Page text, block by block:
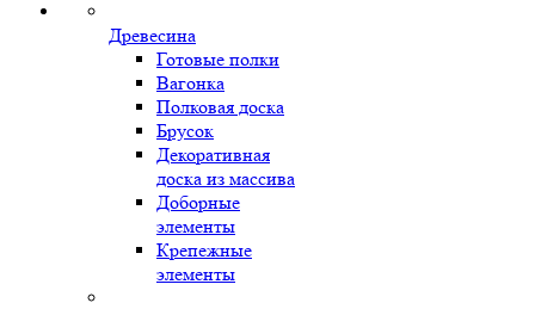
Древесина
Готовые полки
Вагонка
Полковая доска
Брусок
Декоративная
доска из массива
Доборные
элементы
Крепежные
элементы